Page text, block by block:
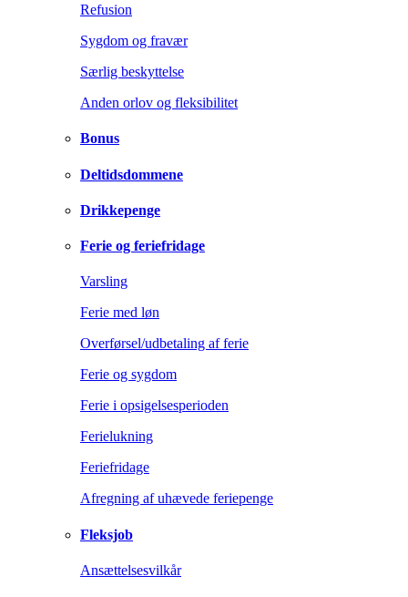
Refusion
Sygdom og fravær
Særlig beskyttelse
Anden orlov og fleksibilitet
Bonus
Deltidsdommene
Drikkepenge
Ferie og feriefridage
Varsling
Ferie med løn
Overførsel/udbetaling af ferie
Ferie og sygdom
Ferie i opsigelsesperioden
Ferielukning
Feriefridage
Afregning af uhævede feriepenge
Fleksjob
Ansættelsesvilkår